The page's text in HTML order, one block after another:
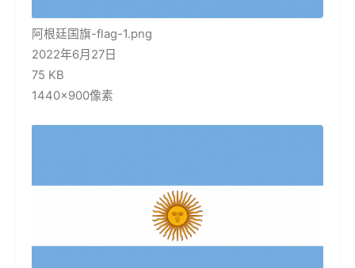
阿根廷国旗-flag-1.png
2022年6月27日
75 KB
1440×900像素